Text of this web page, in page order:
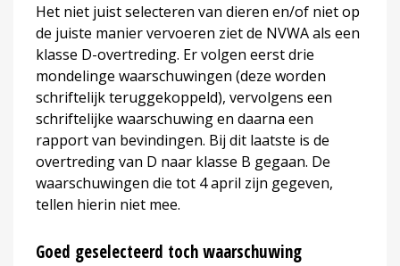
Het niet juist selecteren van dieren en/of niet op
de juiste manier vervoeren ziet de NVWA als een
klasse D-overtreding. Er volgen eerst drie
mondelinge waarschuwingen (deze worden
schriftelijk teruggekoppeld), vervolgens een
schriftelijke waarschuwing en daarna een
rapport van bevindingen. Bij dit laatste is de
overtreding van D naar klasse B gegaan. De
waarschuwingen die tot 4 april zijn gegeven,
tellen hierin niet mee.
Goed geselecteerd toch waarschuwing